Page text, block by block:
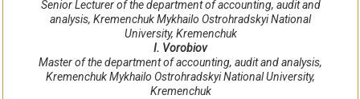
Senior Lecturer of the department of accounting, audit and
analysis, Kremenchuk Mykhailo Ostrohradskyi National
University, Kremenchuk
I. Vorobiov
Master of the department of accounting, audit and analysis,
Kremenchuk Mykhailo Ostrohradskyi National University,
Kremenchuk